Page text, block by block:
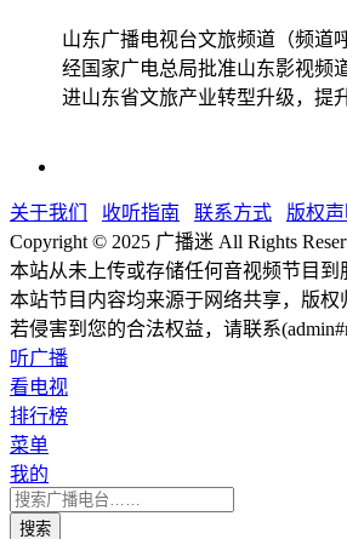
山东广播电视台文旅频道（频道
经国家广电总局批准山东影视频
进山东省文旅产业转型升级，提
关于我们 收听指南 联系方式 版权声
Copyright © 2025 广播迷 All Rights
本站从未上传或存储任何音视频节目
本站节目内容均来源于网络共享，版
若侵害到您的合法权益，请联系
听广播
看电视
排行榜
菜单
我的